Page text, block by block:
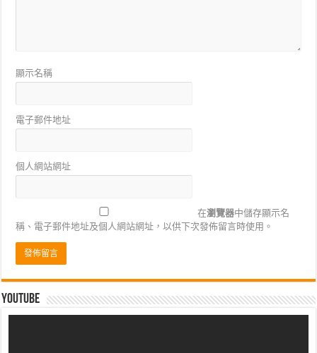
顯示名稱
電子郵件地址
個人網站網址
在瀏覽器中儲存顯示名
稱、電子郵件地址及個人網站網址，以供下次發佈留言時使用。
Youtube